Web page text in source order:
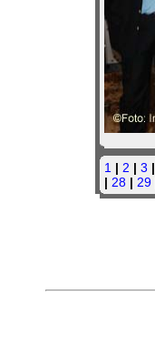
1 | 2 | 3 |
| 28 | 29